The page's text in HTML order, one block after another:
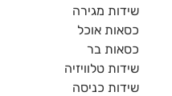
שידות מגירה
כסאות אוכל
כסאות בר
שידות טלוויזיה
שידות כניסה